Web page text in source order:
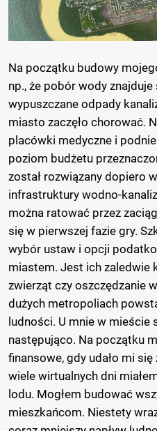
Na początku budowy
np., że pobór wody
wypuszczane odpady
miasto zaczęło chorować.
placówki medyczne i
poziom budżetu
został rozwiązany dopiero
infrastruktury wodno-
można ratować przez
się w pierwszej fazie gry.
wybór ustaw i opcji
miastem. Jest ich zaledwie
zwierząt czy oszczędzanie
dużych metropoliach
ludności. U mnie w mieście
następująco. Na początku
finansowe, gdy udało mi
wiele wirtualnych dni
lodu. Mogłem budować
mieszkańcom. Niestety